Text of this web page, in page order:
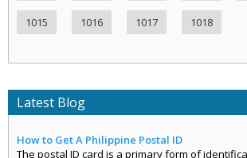
1015 1016 1017 1018
Latest Blog
How to Get A Philippine Postal ID
The postal ID card is a primary form of